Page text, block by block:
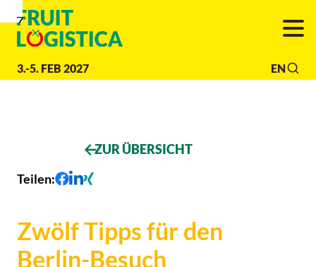
Zur
Navigation
Suche Hauptinhalt
3.-5. FEB 2027 EN
ZUR ÜBERSICHT
Teilen:
Zwölf Tipps für den
Berlin-Besuch